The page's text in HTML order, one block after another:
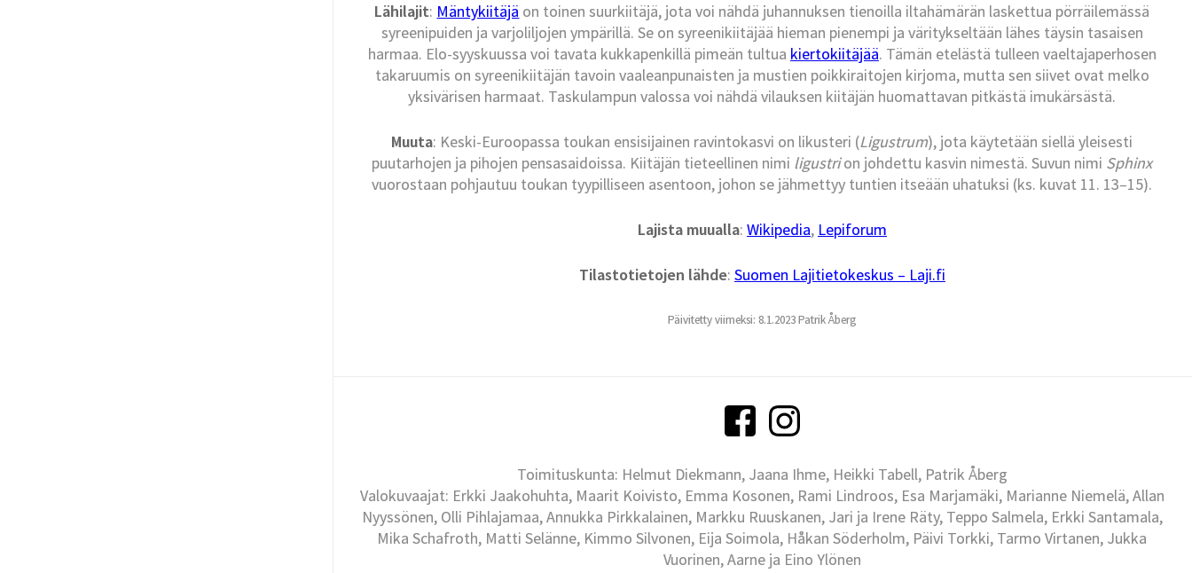
Lähilajit: Mäntykiitäjä on toinen suurkiitäjä, jota voi nähdä juhannuksen tienoilla iltahämärän laskettua pörräilemässä
syreenipuiden ja varjoliljojen ympärillä. Se on syreenikiitäjää hieman pienempi ja väritykseltään lähes täysin tasaisen
harmaa. Elo-syyskuussa voi tavata kukkapenkillä pimeän tultua kiertokiitäjää. Tämän etelästä tulleen vaeltajaperhosen
takaruumis on syreenikiitäjän tavoin vaaleanpunaisten ja mustien poikkiraitojen kirjoma, mutta sen siivet ovat melko
yksivärisen harmaat. Taskulampun valossa voi nähdä vilauksen kiitäjän huomattavan pitkästä imukärsästä.
Muuta: Keski-Euroopassa toukan ensisijainen ravintokasvi on likusteri (Ligustrum), jota käytetään siellä yleisesti
puutarhojen ja pihojen pensasaidoissa. Kiitäjän tieteellinen nimi ligustrion johdettu kasvin nimestä. Suvun nimi Sphinx
vuorostaan pohjautuu toukan tyypilliseen asentoon, johon se jähmettyy tuntien itseään uhatuksi (ks. kuvat 11. 13–15).
Lajista muualla: Wikipedia, Lepiforum
Tilastotietojen lähde: Suomen Lajitietokeskus – Laji.fi
Päivitetty viimeksi: 8.1.2023 Patrik Åberg
Toimituskunta: Helmut Diekmann, Jaana Ihme, Heikki Tabell, Patrik Åberg
Valokuvaajat: Erkki Jaakohuhta, Maarit Koivisto, Emma Kosonen, Rami Lindroos, Esa Marjamäki, Marianne Niemelä, Allan
Nyyssönen, Olli Pihlajamaa, Annukka Pirkkalainen, Markku Ruuskanen, Jari ja Irene Räty, Teppo Salmela, Erkki Santamala,
Mika Schafroth, Matti Selänne, Kimmo Silvonen, Eija Soimola, Håkan Söderholm, Päivi Torkki, Tarmo Virtanen, Jukka
Vuorinen, Aarne ja Eino Ylönen